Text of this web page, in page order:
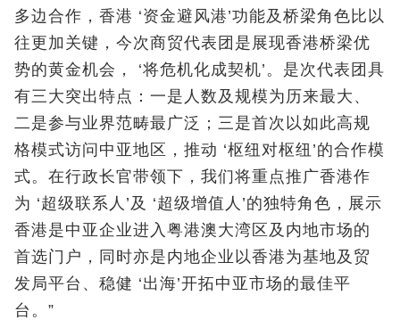
多边合作，香港 ‘资金避风港’功能及桥梁角色比以
往更加关键，今次商贸代表团是展现香港桥梁优
势的黄金机会， ‘将危机化成契机’。是次代表团具
有三大突出特点：一是人数及规模为历来最大、
二是参与业界范畴最广泛；三是首次以如此高规
格模式访问中亚地区，推动 ‘枢纽对枢纽’的合作模
式。在行政长官带领下，我们将重点推广香港作
为 ‘超级联系人’及 ‘超级增值人’的独特角色，展示
香港是中亚企业进入粤港澳大湾区及内地市场的
首选门户，同时亦是内地企业以香港为基地及贸
发局平台、稳健 ‘出海’开拓中亚市场的最佳平
台。”